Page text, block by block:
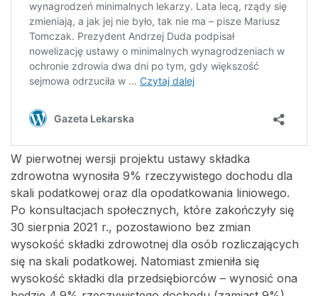
W pierwotnej wersji projektu ustawy składka
zdrowotna wynosiła 9% rzeczywistego dochodu dla
skali podatkowej oraz dla opodatkowania liniowego.
Po konsultacjach społecznych, które zakończyły się
30 sierpnia 2021 r., pozostawiono bez zmian
wysokość składki zdrowotnej dla osób rozliczających
się na skali podatkowej. Natomiast zmieniła się
wysokość składki dla przedsiębiorców – wynosić ona